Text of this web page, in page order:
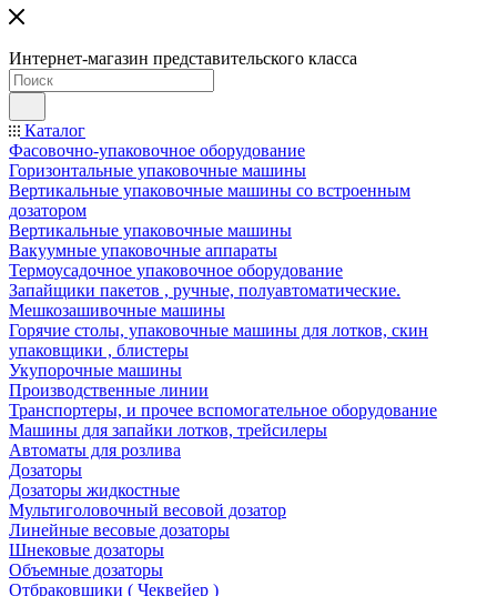
Интернет-магазин представительского класса
Каталог
Фасовочно-упаковочное оборудование
Горизонтальные упаковочные машины
Вертикальные упаковочные машины со встроенным
дозатором
Вертикальные упаковочные машины
Вакуумные упаковочные аппараты
Термоусадочное упаковочное оборудование
Запайщики пакетов , ручные, полуавтоматические.
Мешкозашивочные машины
Горячие столы, упаковочные машины для лотков, скин
упаковщики , блистеры
Укупорочные машины
Производственные линии
Транспортеры, и прочее вспомогательное оборудование
Машины для запайки лотков, трейсилеры
Автоматы для розлива
Дозаторы
Дозаторы жидкостные
Мультиголовочный весовой дозатор
Линейные весовые дозаторы
Шнековые дозаторы
Объемные дозаторы
Отбраковщики ( Чеквейер )